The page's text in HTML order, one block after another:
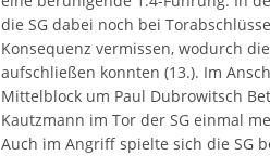
die SG dabei noch bei
Konsequenz vermissen, wodurch
aufschließen konnten (13.). Im
Mittelblock um Paul Dubrowitsch
Kautzmann im Tor der SG einmal
Auch im Angriff spielte sich die SG